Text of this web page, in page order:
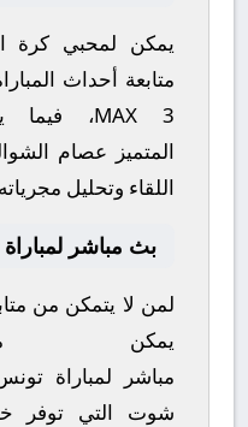
يمكن لمحبي كرة
متابعة أحداث
MAX 3، فيما
المتميز عصام
اللقاء وتحليل
بث مباشر
لمن لا يتمكن من
يمكن
مباشر
لمباراة
شوت التي توفر